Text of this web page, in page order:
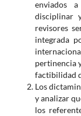
enviados
disciplinar
revisores
integrada
pertinencia
factibilidad
Los
y analizar
los